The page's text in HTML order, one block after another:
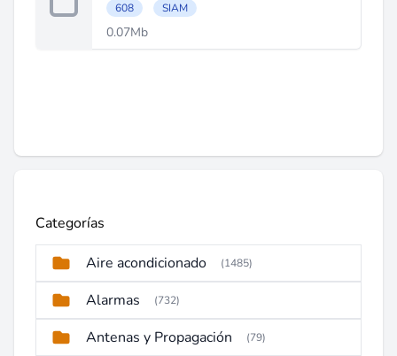
608 SIAM
0.07Mb
Categorías
Aire acondicionado (1485)
Alarmas (732)
Antenas y Propagación (79)